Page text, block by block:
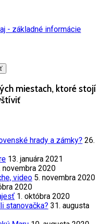
- základné informácie
miestach, ktoré stojí
hrady a zámky? 26.
13. januára 2021
novembra 2020
video 5. novembra 2020
2020
1. októbra 2020
stanovačka? 31. augusta